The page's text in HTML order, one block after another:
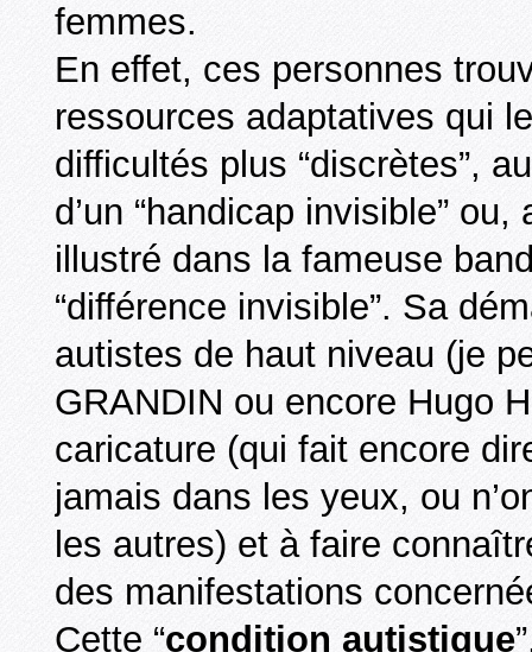
femmes.
En effet, ces personnes
ressources adaptatives qui
difficultés plus “discrètes”,
d’un “handicap invisible”
illustré dans la fameuse
“différence invisible”. Sa
autistes de haut niveau (je
GRANDIN ou encore Hugo
caricature (qui fait encore
jamais dans les yeux, ou
les autres) et à faire
des manifestations
Cette “condition autistique